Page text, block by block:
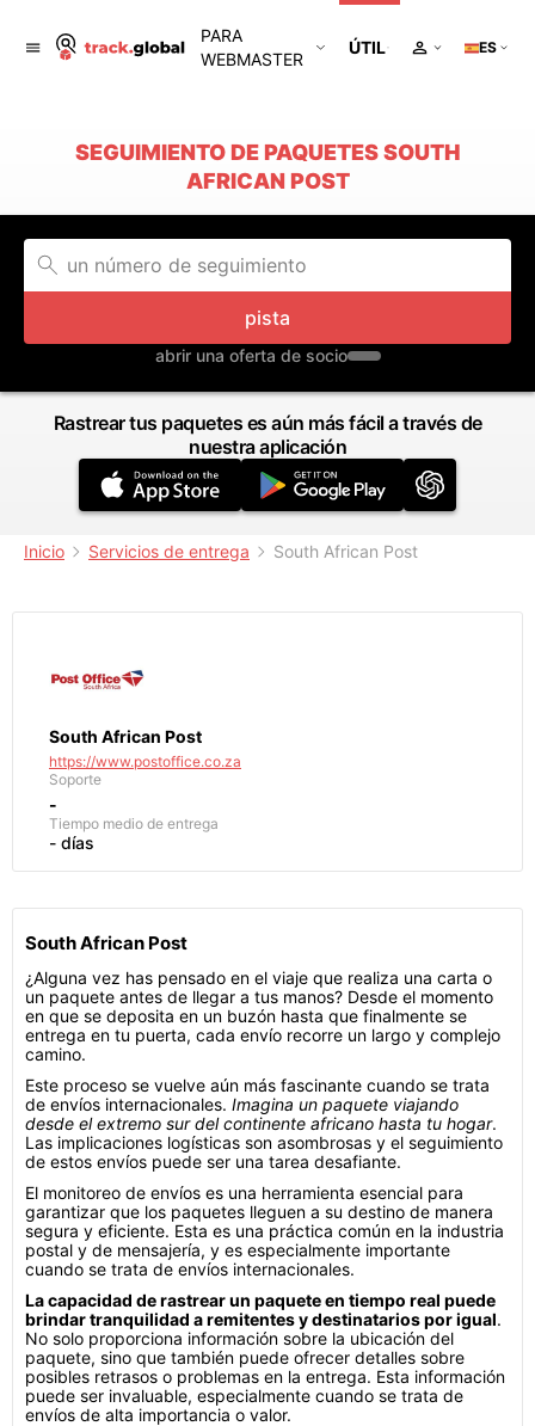
PARA
WEBMASTER
ÚTIL ES
SEGUIMIENTO DE PAQUETES SOUTH
AFRICAN POST
pista
abrir una oferta de socio
Rastrear tus paquetes es aún más fácil a través de
nuestra aplicación
Inicio Servicios de entrega South African Post
South African Post
https://www.postoffice.co.za
Soporte
-
Tiempo medio de entrega
- días
South African Post
¿Alguna vez has pensado en el viaje que realiza una carta o
un paquete antes de llegar a tus manos? Desde el momento
en que se deposita en un buzón hasta que finalmente se
entrega en tu puerta, cada envío recorre un largo y complejo
camino.
Este proceso se vuelve aún más fascinante cuando se trata
de envíos internacionales. Imagina un paquete viajando
desde el extremo sur del continente africano hasta tu hogar.
Las implicaciones logísticas son asombrosas y el seguimiento
de estos envíos puede ser una tarea desafiante.
El monitoreo de envíos es una herramienta esencial para
garantizar que los paquetes lleguen a su destino de manera
segura y eficiente. Esta es una práctica común en la industria
postal y de mensajería, y es especialmente importante
cuando se trata de envíos internacionales.
La capacidad de rastrear un paquete en tiempo real puede
brindar tranquilidad a remitentes y destinatarios por igual.
No solo proporciona información sobre la ubicación del
paquete, sino que también puede ofrecer detalles sobre
posibles retrasos o problemas en la entrega. Esta información
puede ser invaluable, especialmente cuando se trata de
envíos de alta importancia o valor.